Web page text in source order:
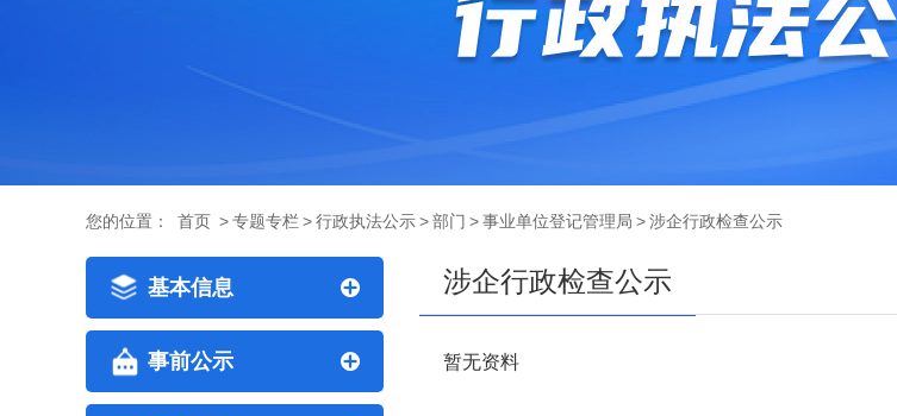
您的位置： 首页 >专题专栏>行政执法公示>部门 >事业单位登记管理局 >涉企行政检查公示
基本信息
事前公示
涉企行政检查公示
暂无资料